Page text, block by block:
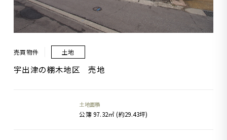
売買物件 土地
宇出津の棚木地区 売地
土地面積
公簿 97.32㎡ (約29.43坪)